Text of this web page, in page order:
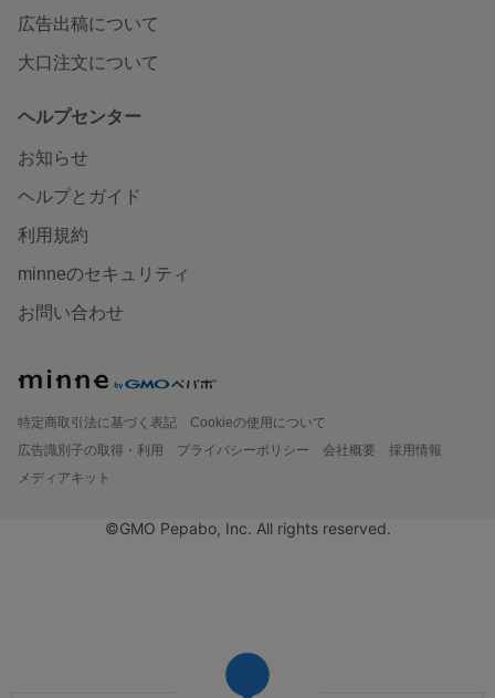
広告出稿について
大口注文について
ヘルプセンター
お知らせ
ヘルプとガイド
利用規約
minneのセキュリティ
お問い合わせ
特定商取引法に基づく表記
Cookieの使用について
広告識別子の取得・利用
プライバシーポリシー 会社概要
採用情報
メディアキット
©GMO Pepabo, Inc. All rights reserved.